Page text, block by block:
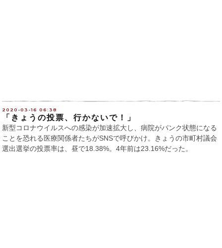
2020-03-16 06:38
「きょうの投票、行かないで！」
新型コロナウイルスへの感染が加速拡大し、病院がパンク状態になる
ことを恐れる医療関係者たちがSNSで呼びかけ。きょうの市町村議会
選出選挙の投票率は、昼で18.38%。4年前は23.16%だった。